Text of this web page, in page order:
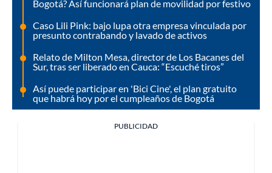
Bogotá? Así funcionará plan de movilidad por festivo
Caso Lili Pink: bajo lupa otra empresa vinculada por
presunto contrabando y lavado de activos
Relato de Milton Mesa, director de Los Bacanes del
Sur, tras ser liberado en Cauca: “Escuché tiros”
Así puede participar en 'Bici Cine', el plan gratuito
que habrá hoy por el cumpleaños de Bogotá
PUBLICIDAD